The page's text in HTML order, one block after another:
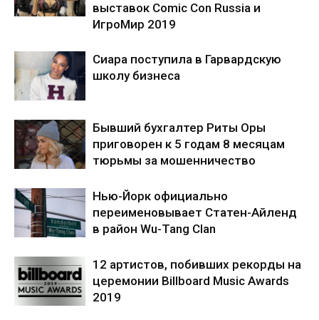
выставок Comic Con Russia и
ИгроМир 2019
Сиара поступила в Гарвардскую
школу бизнеса
Бывший бухгалтер Риты Оры
приговорен к 5 годам 8 месяцам
тюрьмы за мошенничество
Нью-Йорк официально
переименовывает Статен-Айленд
в район Wu-Tang Clan
12 артистов, побивших рекорды на
церемонии Billboard Music Awards
2019